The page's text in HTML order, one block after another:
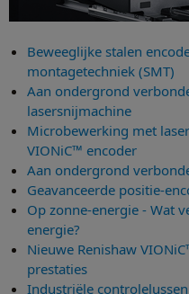
Beweeglijke stalen
montagetechniek (SMT)
Aan ondergrond
lasersnijmachine
Microbewerking met
VIONiC™ encoder
Aan ondergrond
Geavanceerde positie-
Op zonne-energie - Wat
energie?
Nieuwe Renishaw
prestaties
Industriële